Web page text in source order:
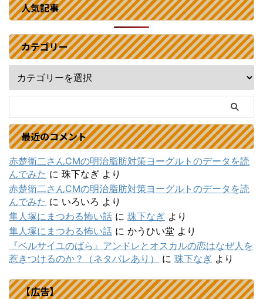
人気記事
カテゴリー
最近のコメント
赤楚衛二さんCMの明治脂肪対策ヨーグルトのデータを読
んでみた に 珠下なぎ より
赤楚衛二さんCMの明治脂肪対策ヨーグルトのデータを読
んでみた に いろいろ より
隼人塚にまつわる怖い話 に 珠下なぎ より
隼人塚にまつわる怖い話 に かうひい堂 より
『ベルサイユのばら』アンドレとオスカルの恋はなぜ人を
惹きつけるのか？（ネタバレあり）
に 珠下なぎ より
【広告】